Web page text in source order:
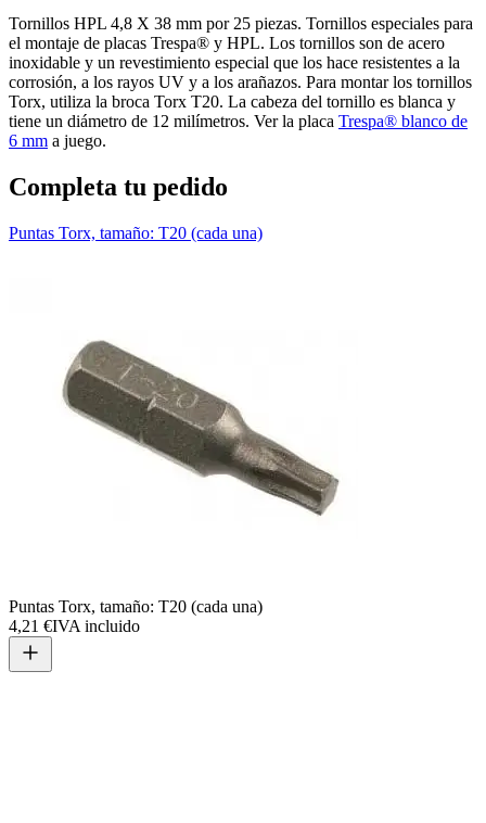
cm
Agregar otra placa
Tornillos HPL 4,8 X 38 mm por 25 piezas. Tornillos especiales para
el montaje de placas Trespa® y HPL. Los tornillos son de acero
inoxidable y un revestimiento especial que los hace resistentes a la
corrosión, a los rayos UV y a los arañazos. Para montar los tornillos
Torx, utiliza la broca Torx T20. La cabeza del tornillo es blanca y
tiene un diámetro de 12 milímetros. Ver la placa Trespa® blanco de
6 mm a juego.
Completa tu pedido
Puntas Torx, tamaño: T20 (cada una)
Puntas Torx, tamaño: T20 (cada una)
4,21 €IVA incluido